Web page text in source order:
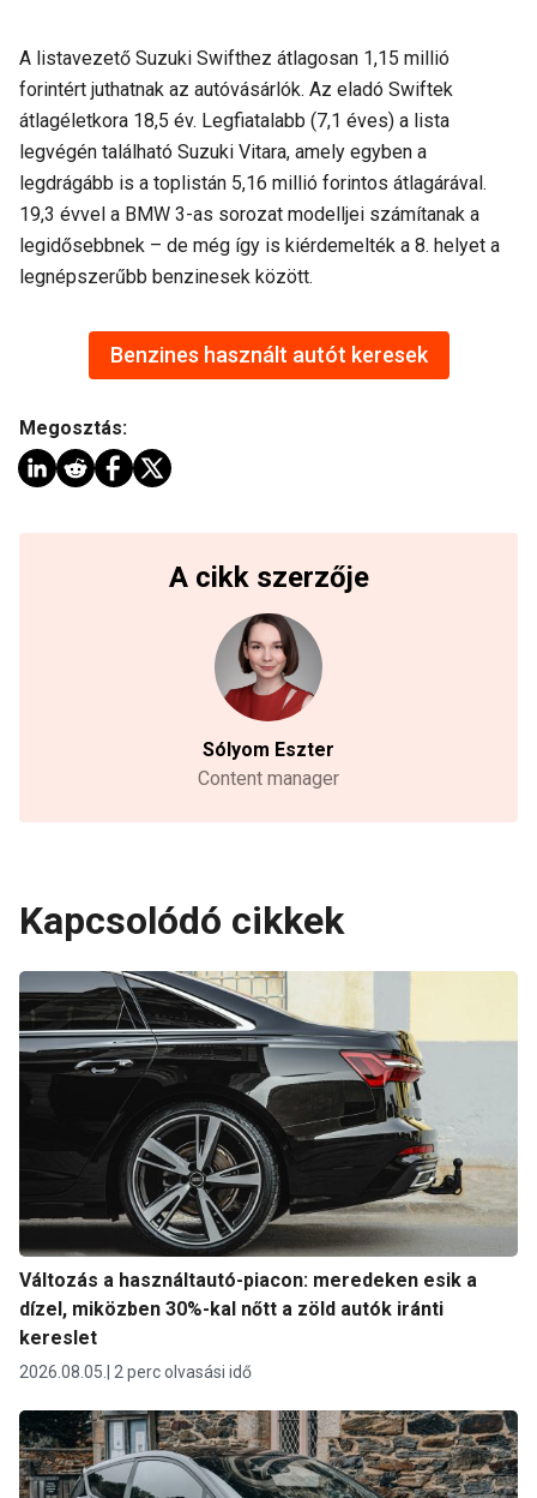
A listavezető Suzuki Swifthez átlagosan 1,15 millió
forintért juthatnak az autóvásárlók. Az eladó Swiftek
átlagéletkora 18,5 év. Legfiatalabb (7,1 éves) a lista
legvégén található Suzuki Vitara, amely egyben a
legdrágább is a toplistán 5,16 millió forintos átlagárával.
19,3 évvel a BMW 3-as sorozat modelljei számítanak a
legidősebbnek – de még így is kiérdemelték a 8. helyet a
legnépszerűbb benzinesek között.
Benzines használt autót keresek
Megosztás:
A cikk szerzője
Sólyom Eszter
Content manager
Kapcsolódó cikkek
Változás a használtautó-piacon: meredeken esik a
dízel, miközben 30%-kal nőtt a zöld autók iránti
kereslet
2026.08.05. 2 perc olvasási idő